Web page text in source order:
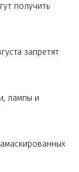
получить
запретят
лампы и